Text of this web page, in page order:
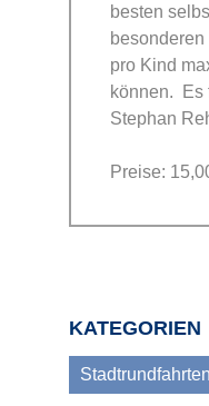
besten
pro Kind
können. Es
Stephan
Preise:
KATEGORIEN